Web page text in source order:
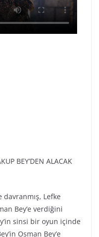
BEY’DEN ALACAK
davranmış, Lefke
Bey’e verdiğini
sinsi bir oyun içinde
Osman Bey’e